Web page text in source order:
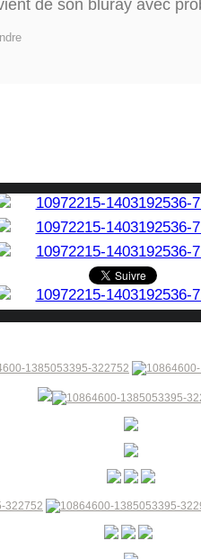
de son bluray avec